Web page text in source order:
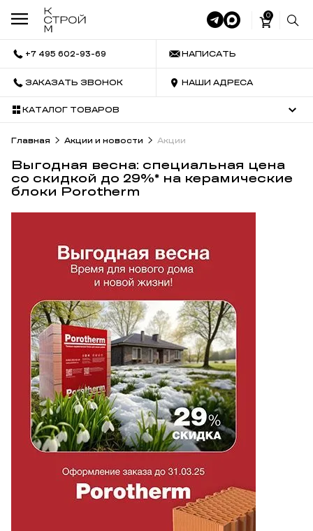
0
+7 495 602-93-69 НАПИСАТЬ
ЗАКАЗАТЬ ЗВОНОК НАШИ АДРЕСА
КАТАЛОГ ТОВАРОВ
Главная Акции и новости Акции
Выгодная весна: специальная цена
со скидкой до 29%* на керамические
блоки Porotherm